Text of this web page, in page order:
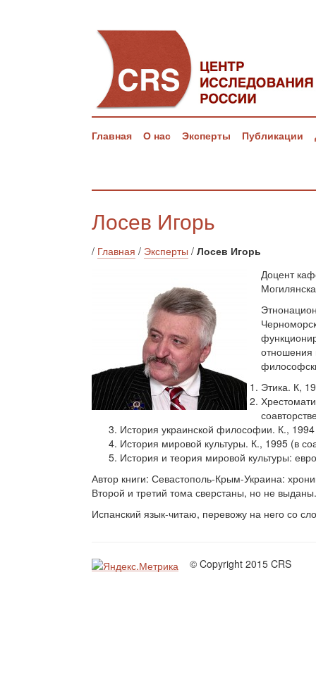
Главная О нас Эксперты Публикации
Лосев Игорь
/ Главная / Эксперты / Лосев Игорь
Доцент
отношения
Этика. К,
История украинской философии. К., 1994
История мировой культуры. К., 1995 (в
История и теория мировой культуры:
Автор книги: Севастополь-Крым-Украина:
Второй и третий тома сверстаны, но не выданы.
Испанский язык-читаю, перевожу на него со
© Copyright 2015 CRS